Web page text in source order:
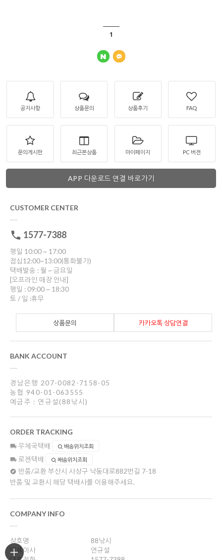
1
공지사항 상품문의 상품후기 FAQ
문의게시판 최근본상품 마이페이지 PC 버젼
APP 다운로드 연결 바로가기
CUSTOMER CENTER
1577-7388
평일 10:00 ~ 17:00
점심12:00~13:00(통화불가)
택배발송 : 월 ~ 금요일
[오프라인 매장 안내]
평일 : 09:00 ~ 18:30
토 / 일 :휴무
카카오톡 상담연결
상품문의
BANK ACCOUNT
경남은행 207-0082-7158-05
농협 940-01-063555
예금주 : 연규설(88낚시)
ORDER TRACKING
우체국택배 배송위치조회
로젠택배 배송위치조회
반품/교환 부산시 사상구 낙동대로882번길 7-18
반품 및 교환시 해당 택배사를 이용해주세요.
COMPANY INFO
상호명
88낚시
대표이사
연규설